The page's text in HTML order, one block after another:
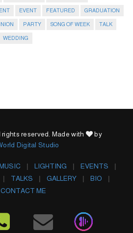
EVENT FEATURED GRADUATION
PARTY SONG OF WEEK TALK
WEDDING
reserved. Made with
by
Digital Studio
LIGHTING
EVENTS
TALKS GALLERY
BIO
CONTACT ME